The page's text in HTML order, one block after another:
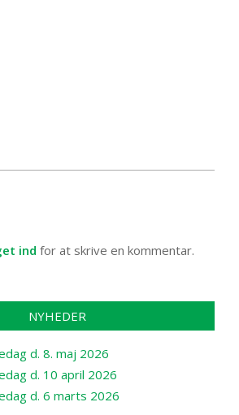
ind for at skrive en kommentar.
NYHEDER
d. 8. maj 2026
d. 10 april 2026
d. 6 marts 2026